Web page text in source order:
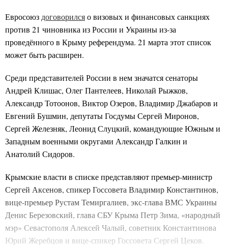
Евросоюз договорилсяо визовых и финансовых санкциях
против 21 чиновника из России и Украины из-за
проведённого в Крыму референдума. 21 марта этот список
может быть расширен.
Среди представителей России в нем значатся сенаторы
Андрей Клишас, Олег Пантелеев, Николай Рыжков,
Александр Тотоонов, Виктор Озеров, Владимир Джабаров и
Евгений Бушмин, депутаты Госдумы Сергей Миронов,
Сергей Железняк, Леонид Слуцкий, командующие Южным и
Западным военными округами Александр Галкин и
Анатолий Сидоров.
Крымские власти в списке представляют премьер-министр
Сергей Аксенов, спикер Госсовета Владимир Константинов,
вице-премьер Рустам Темиргалиев, экс-глава ВМС Украины
Денис Березовский, глава СБУ Крыма Петр Зима, «народный
мэр» Севастополя Алексей Чалый, советник Константинова
Юрий Жеребцов и вице-спикер Госсовета Сергей Цеков.